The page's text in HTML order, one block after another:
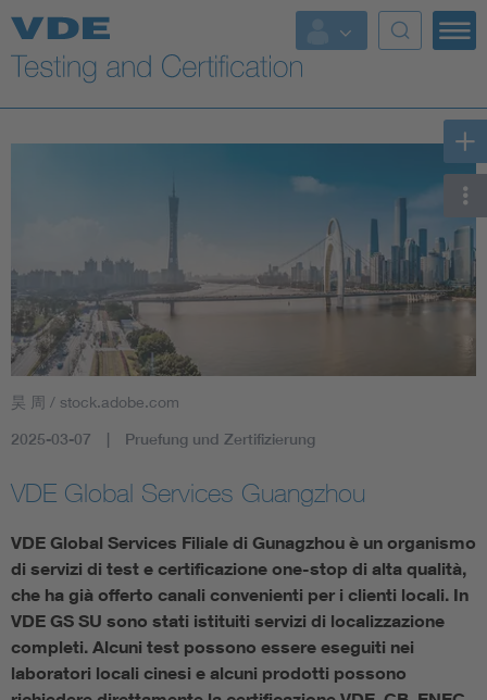
Key Topics
昊 周 / stock.adobe.com
2025-03-07 Pruefung und Zertifizierung
VDE Global Services Guangzhou
VDE Global Services Filiale di Gunagzhou è un organismo
di servizi di test e certificazione one-stop di alta qualità,
che ha già offerto canali convenienti per i clienti locali. In
VDE GS SU sono stati istituiti servizi di localizzazione
completi. Alcuni test possono essere eseguiti nei
laboratori locali cinesi e alcuni prodotti possono